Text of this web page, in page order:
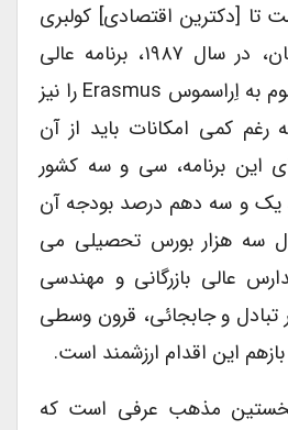
[دکترین اقتصادی] کولبری
(۶). البته در این میان، در سال ۱۹۸۷، برنامه عالی
تبادل دانشگاهی موسوم به اِراسموس Erasmus را نیز
رغم کمی امکانات باید از آن
این برنامه، سی و سه کشور
یک و سه دهم درصد بودجه آن
سه هزار بورس تحصیلی می
عالی بازرگانی و مهندسی
تبادل و جابجائی، قرون وسطی
این اقدام ارزشمند است.
مذهب عرفی است که